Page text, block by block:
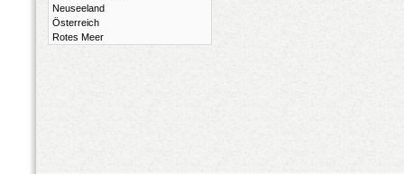
Neuseeland
Österreich
Rotes Meer